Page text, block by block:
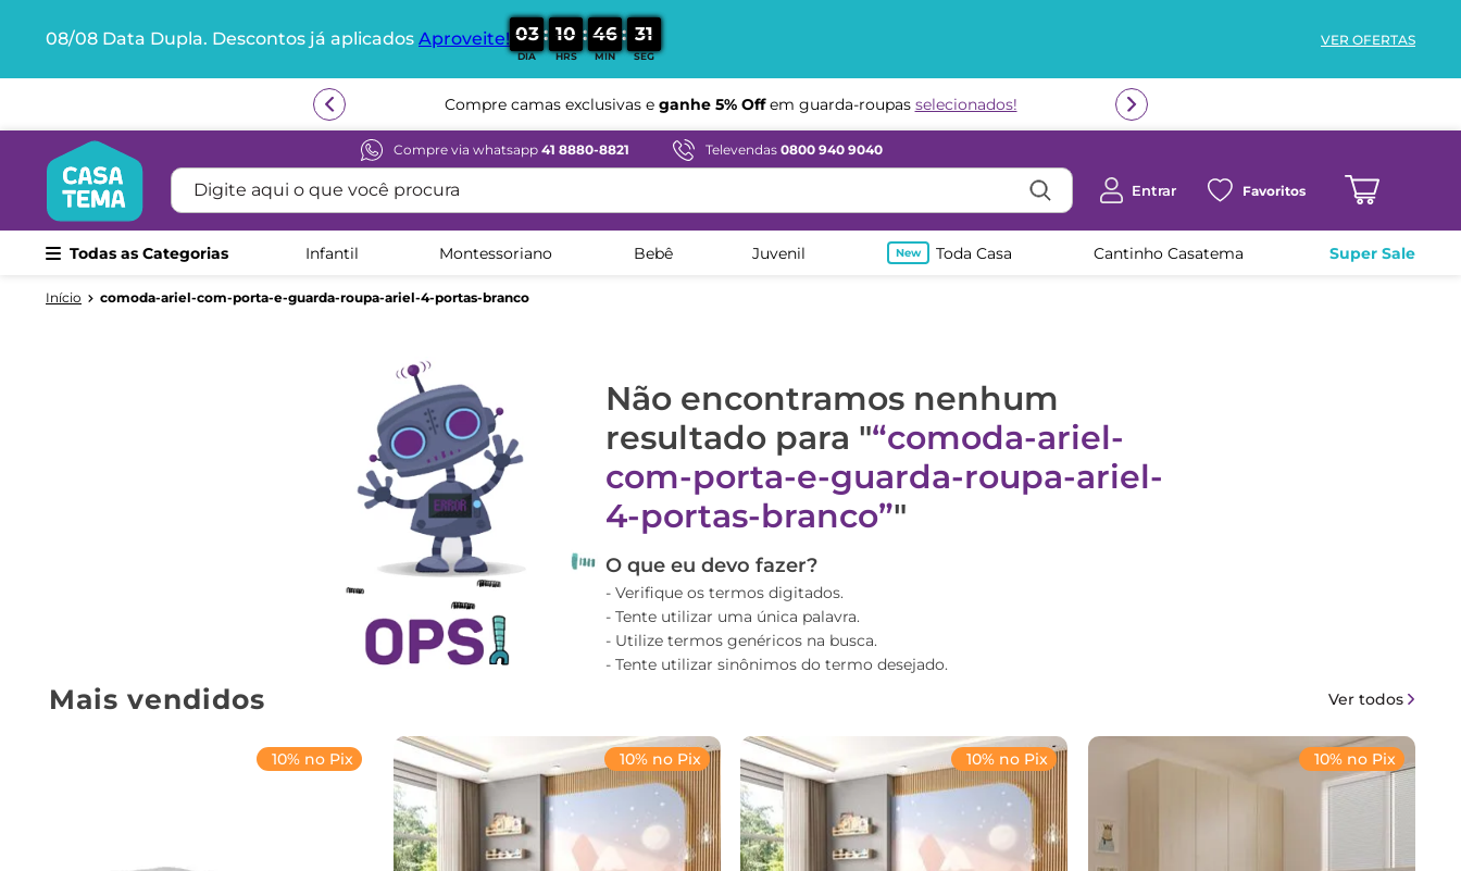
08/08 Data Dupla. Descontos já aplicados Aproveite! 03
DIA
: 10
HRS
: 46
MIN
: 30
SEG
VER OFERTAS
Compre camas exclusivas e ganhe 5% Offem guarda-roupas selecionados!
Compre via whatsapp 41 8880-8821 Televendas 0800 940 9040
Digite aqui o que você procura
Entrar Favoritos
Todas as Categorias Infantil Montessoriano Bebê Juvenil Toda Casa Cantinho Casatema Super Sale
comoda-ariel-com-porta-e-guarda-roupa-ariel-4-portas-branco
Não encontramos nenhum
resultado para " comoda-ariel-
com-porta-e-guarda-roupa-ariel-
4-portas-branco "
O que eu devo fazer?
Verifique os termos digitados.
Tente utilizar uma única palavra.
Utilize termos genéricos na busca.
Tente utilizar sinônimos do termo desejado.
Mais vendidos Ver todos
10% no Pix 10% no Pix 10% no Pix 10% no Pix
Termos mais buscados
guarda roupa
aria
bicama
escrivaninha